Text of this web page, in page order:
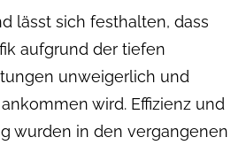
lässt sich festhalten, dass
aufgrund der tiefen
unweigerlich und
wird. Effizienz und
wurden in den vergangenen